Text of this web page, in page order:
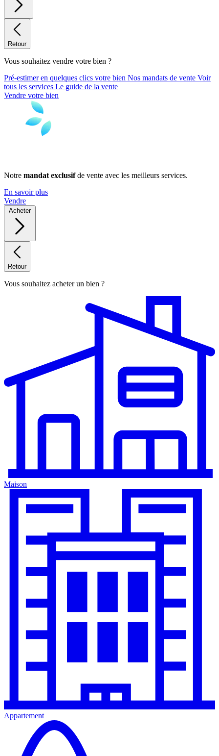
Retour
Vous souhaitez vendre votre bien ?
Pré-estimer en quelques clics votre bien Nos mandats de vente Voir
tous les services Le guide de la vente
Vendre votre bien
Notre mandat exclusifde vente avec les meilleurs services.
En savoir plus
Vendre
Acheter
Retour
Vous souhaitez acheter un bien ?
Maison
Appartement